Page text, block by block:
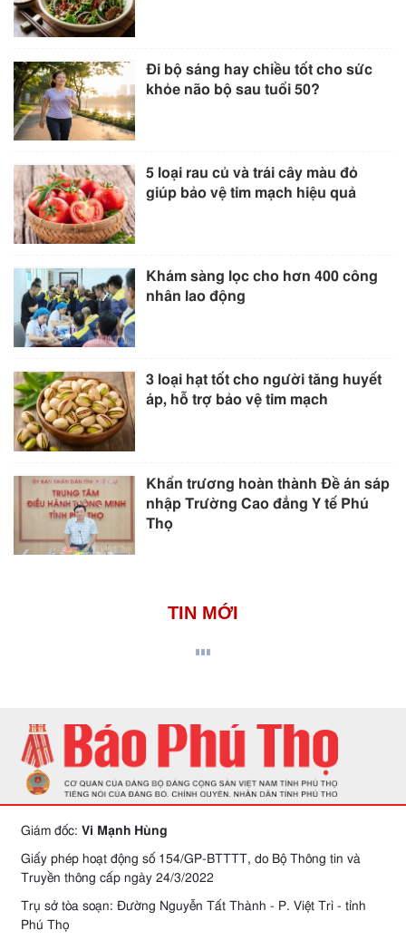
Đi bộ sáng hay chiều tốt cho sức
khỏe não bộ sau tuổi 50?
5 loại rau củ và trái cây màu đỏ
giúp bảo vệ tim mạch hiệu quả
Khám sàng lọc cho hơn 400 công
nhân lao động
3 loại hạt tốt cho người tăng huyết
áp, hỗ trợ bảo vệ tim mạch
Khẩn trương hoàn thành Đề án sáp
nhập Trường Cao đẳng Y tế Phú
Thọ
TIN MỚI
Giám đốc: Vi Mạnh Hùng
Giấy phép hoạt động số 154/GP-BTTTT, do Bộ Thông tin và
Truyền thông cấp ngày 24/3/2022
Trụ sở tòa soạn: Đường Nguyễn Tất Thành - P. Việt Trì - tỉnh
Phú Thọ